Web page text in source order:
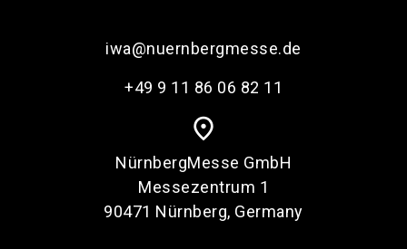
iwa@nuernbergmesse.de
+49 9 11 86 06 82 11
place
NürnbergMesse GmbH
Messezentrum 1
90471 Nürnberg, Germany